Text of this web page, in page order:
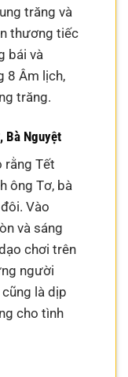
trăng và
thương tiếc
bái và
8 Âm lịch,
trăng.
Bà Nguyệt
rằng Tết
ông Tơ, bà
Vào
và sáng
chơi trên
người
là dịp
cho tình